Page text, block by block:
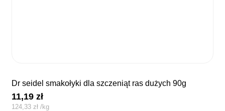
dr seidel smakołyki dla szczeniąt ras dużych 90g
11,19zł
124,33 zł /kg